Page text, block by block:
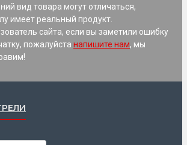
вид товара могут отличаться,
имеет реальный продукт.
сайта, если вы заметили ошибку
пожалуйста напишите нам, мы